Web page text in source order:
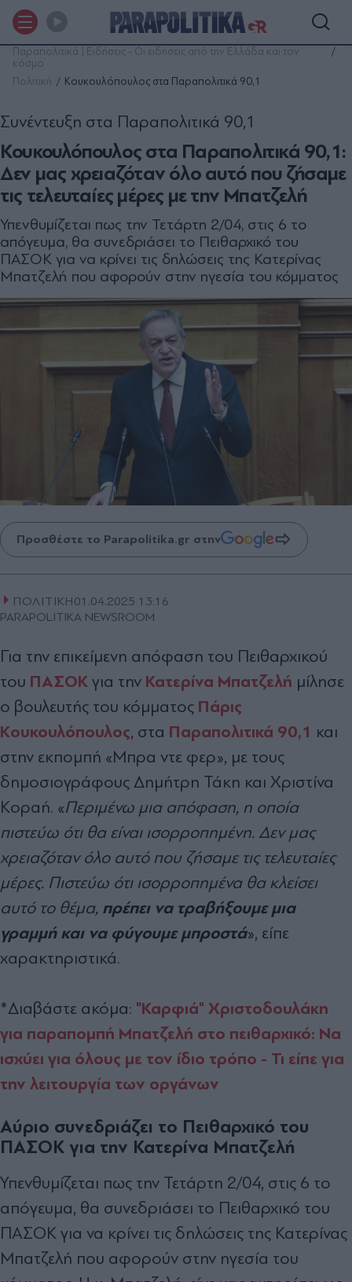
Παραπολιτικά | Ειδήσεις - Οι ειδήσεις από την Ελλάδα και τον
κόσμο
Πολιτική
Κουκουλόπουλος στα Παραπολιτικά 90,1
Κουκουλόπουλος στα Παραπολιτικά 90,1:
Δεν μας χρειαζόταν όλο αυτό που ζήσαμε
τις τελευταίες μέρες με την Μπατζελή
Συνέντευξη στα Παραπολιτικά 90,1
Υπενθυμίζεται πως την Τετάρτη 2/04, στις 6 το
απόγευμα, θα συνεδριάσει το Πειθαρχικό του
ΠΑΣΟΚ για να κρίνει τις δηλώσεις της Κατερίνας
Μπατζελή που αφορούν στην ηγεσία του κόμματος
Προσθέστε το Parapolitika.gr στην
ΠΟΛΙΤΙΚΗ01.04.2025 13:16
PARAPOLITIKA NEWSROOM
Για την επικείμενη απόφαση του Πειθαρχικού
του ΠΑΣΟΚ για την Κατερίνα Μπατζελή μίλησε
ο βουλευτής του κόμματος Πάρις
Κουκουλόπουλος, στα Παραπολιτικά 90,1 και
στην εκπομπή «Μπρα ντε φερ», με τους
δημοσιογράφους Δημήτρη Τάκη και Χριστίνα
Κοραή. «Περιμένω μια απόφαση, η οποία
πιστεύω ότι θα είναι ισορροπημένη. Δεν μας
χρειαζόταν όλο αυτό που ζήσαμε τις τελευταίες
μέρες. Πιστεύω ότι ισορροπημένα θα κλείσει
αυτό το θέμα, πρέπει να τραβήξουμε μια
γραμμή και να φύγουμε μπροστά», είπε
χαρακτηριστικά.
*Διαβάστε ακόμα: "Καρφιά" Χριστοδουλάκη
για παραπομπή Μπατζελή στο πειθαρχικό: Να
ισχύει για όλους με τον ίδιο τρόπο - Τι είπε για
την λειτουργία των οργάνων
Αύριο συνεδριάζει το Πειθαρχικό του
ΠΑΣΟΚ για την Κατερίνα Μπατζελή
Υπενθυμίζεται πως την Τετάρτη 2/04, στις 6 το
απόγευμα, θα συνεδριάσει το Πειθαρχικό του
ΠΑΣΟΚ για να κρίνει τις δηλώσεις της Κατερίνας
Μπατζελή που αφορούν στην ηγεσία του